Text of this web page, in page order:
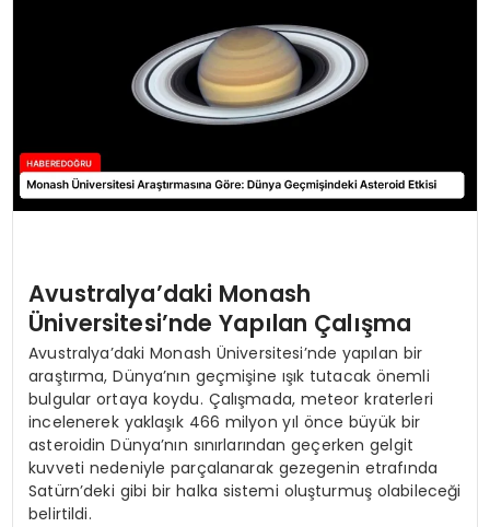
Avustralya’daki Monash
Üniversitesi’nde Yapılan Çalışma
Avustralya’daki Monash Üniversitesi’nde yapılan bir
araştırma, Dünya’nın geçmişine ışık tutacak önemli
bulgular ortaya koydu. Çalışmada, meteor kraterleri
incelenerek yaklaşık 466 milyon yıl önce büyük bir
asteroidin Dünya’nın sınırlarından geçerken gelgit
kuvveti nedeniyle parçalanarak gezegenin etrafında
Satürn’deki gibi bir halka sistemi oluşturmuş olabileceği
belirtildi.